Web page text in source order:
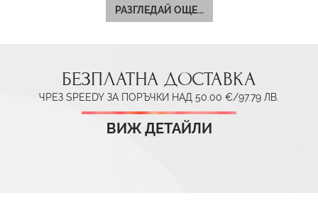
РАЗГЛЕДАЙ ОЩЕ...
БЕЗПЛАТНА ДОСТАВКА
ЧРЕЗ SPEEDY ЗА ПОРЪЧКИ НАД 50.00 €/97.79 ЛВ.
ВИЖ ДЕТАЙЛИ